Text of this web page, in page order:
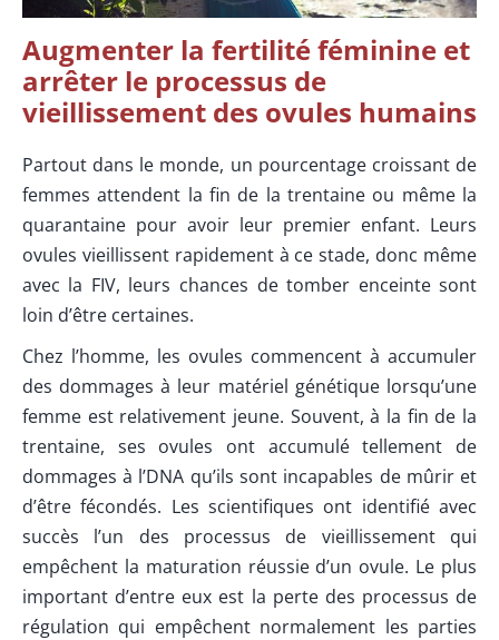
Augmenter la fertilité féminine et
arrêter le processus de
vieillissement des ovules humains
Partout dans le monde, un pourcentage croissant de
femmes attendent la fin de la trentaine ou même la
quarantaine pour avoir leur premier enfant. Leurs
ovules vieillissent rapidement à ce stade, donc même
avec la FIV, leurs chances de tomber enceinte sont
loin d’être certaines.
Chez l’homme, les ovules commencent à accumuler
des dommages à leur matériel génétique lorsqu’une
femme est relativement jeune. Souvent, à la fin de la
trentaine, ses ovules ont accumulé tellement de
dommages à l’DNA qu’ils sont incapables de mûrir et
d’être fécondés. Les scientifiques ont identifié avec
succès l’un des processus de vieillissement qui
empêchent la maturation réussie d’un ovule. Le plus
important d’entre eux est la perte des processus de
régulation qui empêchent normalement les parties